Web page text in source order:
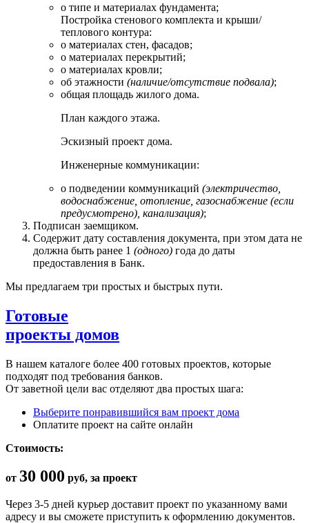
о типе и материалах фундамента;
Постройка стенового комплекта и крыши/
теплового контура:
о материалах стен, фасадов;
о материалах перекрытий;
о материалах кровли;
об этажности (наличие/отсутствие подвала);
общая площадь жилого дома.
План каждого этажа.
Эскизный проект дома.
Инженерные коммуникации:
о подведении коммуникаций (электричество,
водоснабжение, отопление, газоснабжение (если
предусмотрено), канализация);
Подписан заемщиком.
Содержит дату составления документа, при этом дата не
должна быть ранее 1 (одного) года до даты
предоставления в Банк.
Мы предлагаем три простых и быстрых пути.
Готовые
проекты домов
В нашем каталоге более 400 готовых проектов, которые
подходят под требования банков.
От заветной цели вас отделяют два простых шага:
Выберите понравившийся вам проект дома
Оплатите проект на сайте онлайн
Стоимость:
от 30 000 руб, за проект
Через 3-5 дней курьер доставит проект по указанному вами
адресу и вы сможете приступить к оформлению документов.